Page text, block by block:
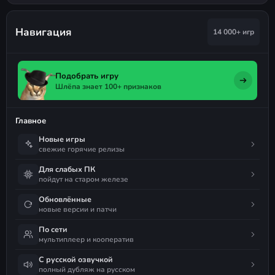
Навигация 14 000+ игр
Подобрать игру
Шлёпа знает 100+ признаков
Главное
Новые игры
свежие горячие релизы
Для слабых ПК
пойдут на старом железе
Обновлённые
новые версии и патчи
По сети
мультиплеер и кооператив
С русской озвучкой
полный дубляж на русском